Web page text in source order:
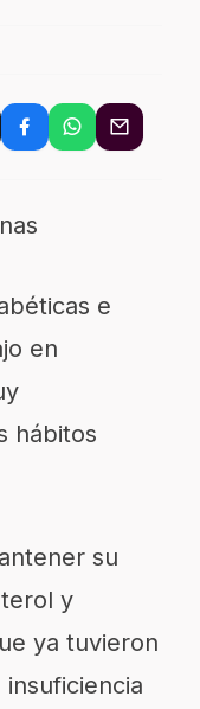
e
en
hábitos
su
y
ya tuvieron